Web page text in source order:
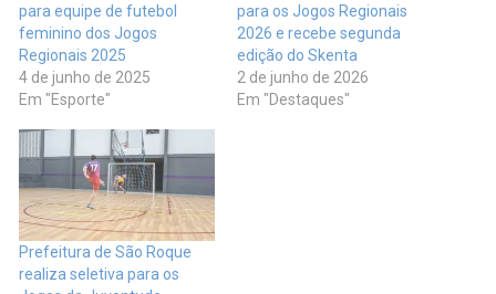
para equipe de futebol
feminino dos Jogos
Regionais 2025
4 de junho de 2025
Em "Esporte"
para os Jogos Regionais
2026 e recebe segunda
edição do Skenta
2 de junho de 2026
Em "Destaques"
Prefeitura de São Roque
realiza seletiva para os